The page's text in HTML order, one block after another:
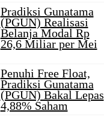
Pradiksi Gunatama
(PGUN) Realisasi
Belanja Modal Rp
26,6 Miliar per Mei
Penuhi Free Float,
Pradiksi Gunatama
(PGUN) Bakal Lepas
4,88% Saham